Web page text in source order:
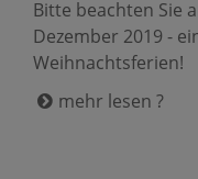
Bitte beachten Sie
Dezember 2019 -
Weihnachtsferien!
mehr lesen ?